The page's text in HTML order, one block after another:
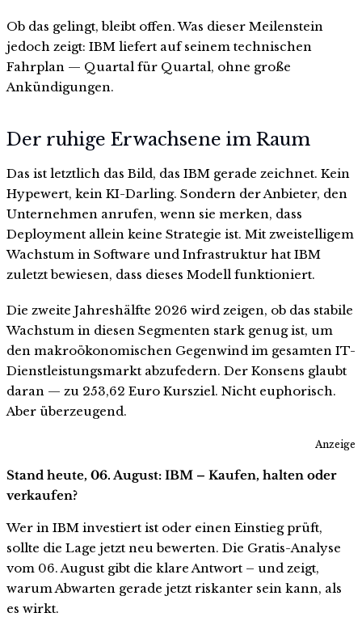
Ob das gelingt, bleibt offen. Was dieser Meilenstein
jedoch zeigt: IBM liefert auf seinem technischen
Fahrplan — Quartal für Quartal, ohne große
Ankündigungen.
Der ruhige Erwachsene im Raum
Das ist letztlich das Bild, das IBM gerade zeichnet. Kein
Hypewert, kein KI-Darling. Sondern der Anbieter, den
Unternehmen anrufen, wenn sie merken, dass
Deployment allein keine Strategie ist. Mit zweistelligem
Wachstum in Software und Infrastruktur hat IBM
zuletzt bewiesen, dass dieses Modell funktioniert.
Die zweite Jahreshälfte 2026 wird zeigen, ob das stabile
Wachstum in diesen Segmenten stark genug ist, um
den makroökonomischen Gegenwind im gesamten IT-
Dienstleistungsmarkt abzufedern. Der Konsens glaubt
daran — zu 253,62 Euro Kursziel. Nicht euphorisch.
Aber überzeugend.
Anzeige
Stand heute, 06. August: IBM – Kaufen, halten oder
verkaufen?
Wer in IBM investiert ist oder einen Einstieg prüft,
sollte die Lage jetzt neu bewerten. Die Gratis-Analyse
vom 06. August gibt die klare Antwort – und zeigt,
warum Abwarten gerade jetzt riskanter sein kann, als
es wirkt.